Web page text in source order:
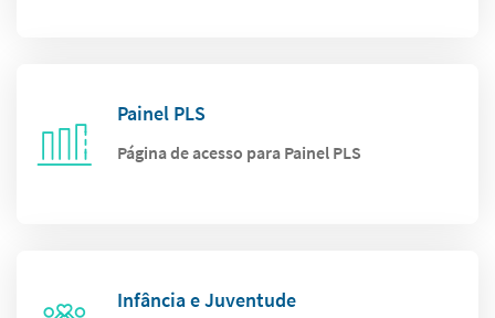
Painel PLS
Página de acesso para Painel PLS
Infância e Juventude